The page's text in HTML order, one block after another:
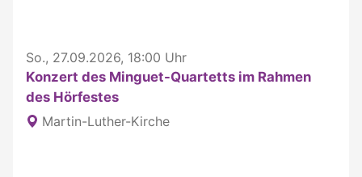
So., 27.09.2026, 18:00 Uhr
Konzert des Minguet-Quartetts im Rahmen
des Hörfestes
Martin-Luther-Kirche